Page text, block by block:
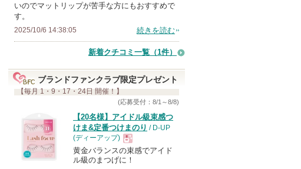
メ
ー
お
気
入
り
登
録
いのでマットリップが苦手な方にもおすすめで
す。
2025/10/6 14:38:05 続きを読む
新着クチコミ一覧 （1件）
ブランドファンクラブ限定プレゼント
【毎月 1・9・17・24日 開催！】
(応募受付：8/1～8/8)
【20名様】アイドル級束感つ
けま&定番つけまのり / D-UP
(ディーアップ)
現
黄金バランスの束感でアイド
ル級のまつげに！